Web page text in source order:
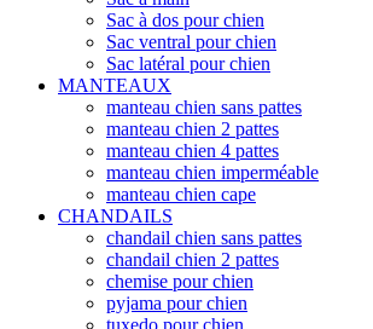
Sac à dos pour chien
Sac ventral pour chien
Sac latéral pour chien
MANTEAUX
manteau chien sans pattes
manteau chien 2 pattes
manteau chien 4 pattes
manteau chien imperméable
manteau chien cape
CHANDAILS
chandail chien sans pattes
chandail chien 2 pattes
chemise pour chien
pyjama pour chien
tuxedo pour chien